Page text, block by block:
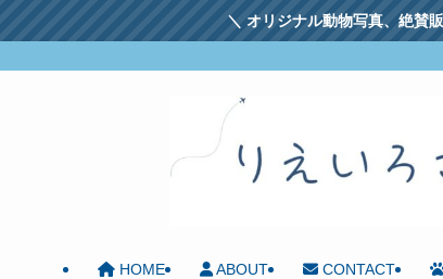
＼ オリジナル動物写真、絶賛販売中！／
HOME ABOUT CONTACT